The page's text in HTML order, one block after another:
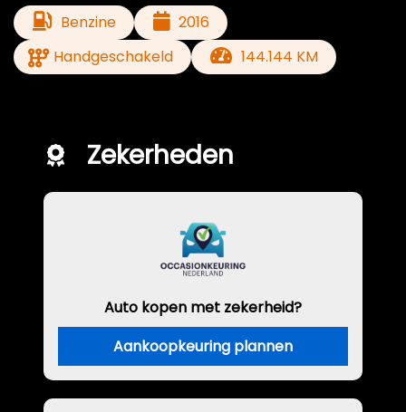
Benzine
2016
Handgeschakeld
144.144 KM
Zekerheden
Auto kopen met zekerheid?
Aankoopkeuring plannen